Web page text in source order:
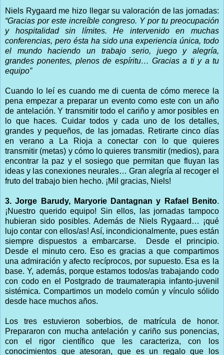
Niels Rygaard me hizo llegar su valoración de las jornadas:
“Gracias por este increíble congreso. Y por tu preocupación
y hospitalidad sin límites. He intervenido en muchas
conferencias, pero ésta ha sido una experiencia única, todo
el mundo haciendo un trabajo serio, juego y alegría,
grandes ponentes, plenos de espíritu… Gracias a ti y a tu
equipo”
Cuando lo leí es cuando me di cuenta de cómo merece la
pena empezar a preparar un evento como este con un año
de antelación. Y transmitir todo el cariño y amor posibles en
lo que haces. Cuidar todos y cada uno de los detalles,
grandes y pequeños, de las jornadas. Retirarte cinco días
en verano a La Rioja a conectar con lo que quieres
transmitir (metas) y cómo lo quieres transmitir (medios), para
encontrar la paz y el sosiego que permitan que fluyan las
ideas y las conexiones neurales… Gran alegría al recoger el
fruto del trabajo bien hecho. ¡Mil gracias, Niels!
3. Jorge Barudy, Maryorie Dantagnan y Rafael Benito.
¡Nuestro querido equipo! Sin ellos, las jornadas tampoco
hubieran sido posibles. Además de Niels Rygaard… ¡qué
lujo contar con ellos/as! Así, incondicionalmente, pues están
siempre dispuestos a embarcarse.
Desde el principio.
Desde el minuto cero. Eso es gracias a que compartimos
una admiración y afecto recíprocos, por supuesto. Esa es la
base. Y, además, porque estamos todos/as trabajando codo
con codo en el Postgrado de traumaterapia infanto-juvenil
sistémica. Compartimos un modelo común y vínculo sólido
desde hace muchos años.
Los tres estuvieron soberbios, de matrícula de honor.
Prepararon con mucha antelación y cariño sus ponencias,
con el rigor científico que les caracteriza, con los
conocimientos que atesoran, que es un regalo que los